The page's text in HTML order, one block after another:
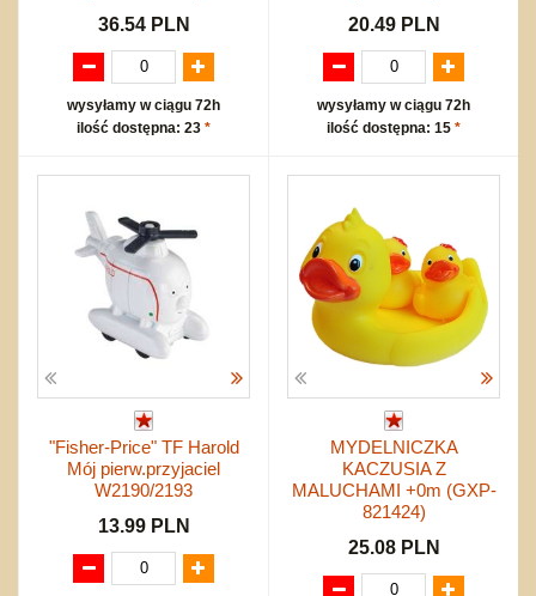
36.54 PLN
wysyłamy w ciągu 72h
ilość dostępna: 23 *
20.49 PLN
wysyłamy w ciągu 72h
ilość dostępna: 15 *
"Fisher-Price" TF Harold
Mój pierw.przyjaciel
W2190/2193
13.99 PLN
MYDELNICZKA
KACZUSIA Z
MALUCHAMI +0m (GXP-
821424)
25.08 PLN